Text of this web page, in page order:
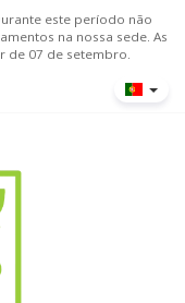
este período não
na nossa sede. As
de 07 de setembro.